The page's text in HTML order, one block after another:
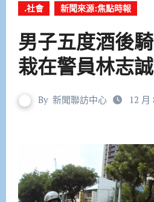
.社會 新聞來源:焦點時報
男子五度酒後
栽在警員林志
By 新聞聯訪中心 12 月